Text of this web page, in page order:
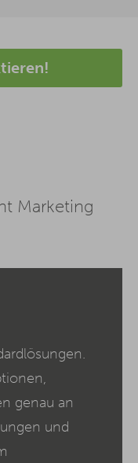
Marketing
genau an
und